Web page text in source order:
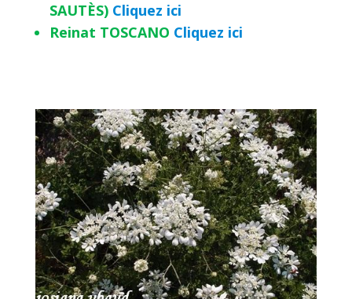
SAUTÈS) Cliquez ici
Reinat TOSCANO Cliquez ici